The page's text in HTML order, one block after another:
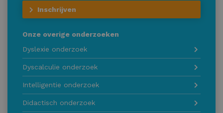
Inschrijven
Onze overige onderzoeken
Dyslexie onderzoek
Dyscalculie onderzoek
Intelligentie onderzoek
Didactisch onderzoek